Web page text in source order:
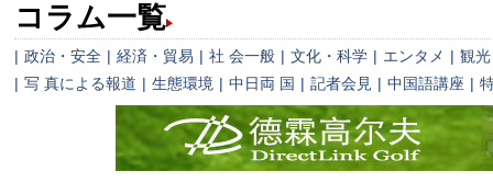
コラム一覧
| 政治・安全 | 経済・貿易 | 社 会一般 | 文化・科学 | エンタメ | 観光
| 写 真による報道 | 生態環境 | 中日両 国 | 記者会見 | 中国語講座 |